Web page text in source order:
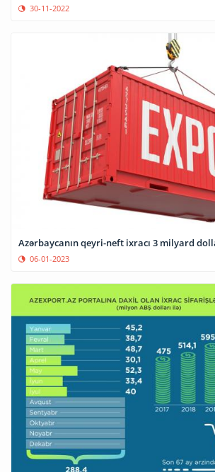
30-11-2022
Azərbaycanın qeyri-neft ixracı 3 milyard
06-01-2023